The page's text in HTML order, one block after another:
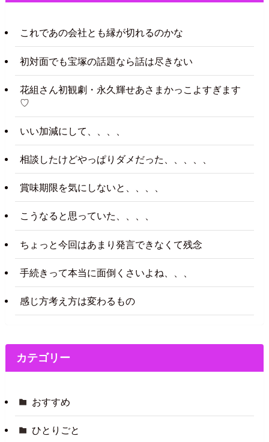
これであの会社とも縁が切れるのかな
初対面でも宝塚の話題なら話は尽きない
花組さん初観劇・永久輝せあさまかっこよすぎます
♡
いい加減にして、、、、
相談したけどやっぱりダメだった、、、、、
賞味期限を気にしないと、、、、
こうなると思っていた、、、、
ちょっと今回はあまり発言できなくて残念
手続きって本当に面倒くさいよね、、、
感じ方考え方は変わるもの
カテゴリー
おすすめ
ひとりごと